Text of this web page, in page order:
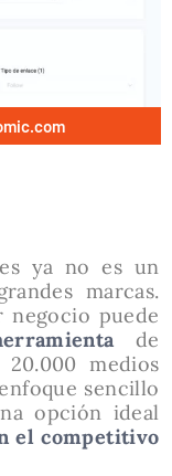
ya no es un
marcas.
negocio puede
de
medios
sencillo
opción ideal
el competitivo